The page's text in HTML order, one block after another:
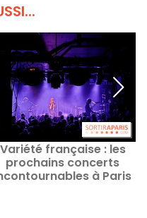
Variété française : les
prochains concerts
à Paris